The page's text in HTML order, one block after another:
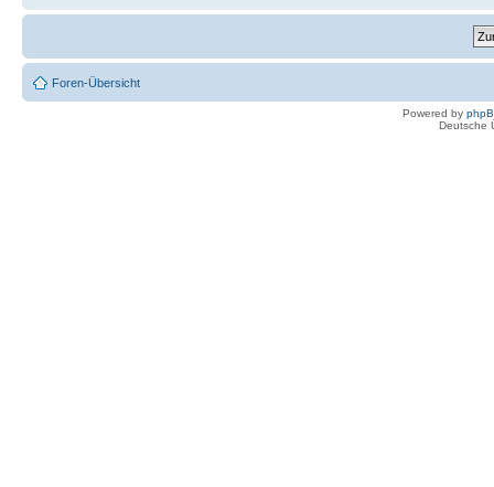
Foren-Übersicht
Powered by
Deutsche